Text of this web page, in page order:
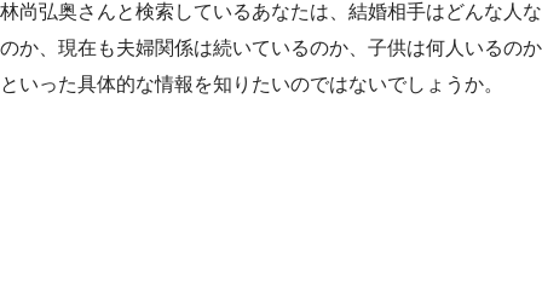
林尚弘奥さんと検索しているあなたは、結婚相手はどんな人な
のか、現在も夫婦関係は続いているのか、子供は何人いるのか
といった具体的な情報を知りたいのではないでしょうか。